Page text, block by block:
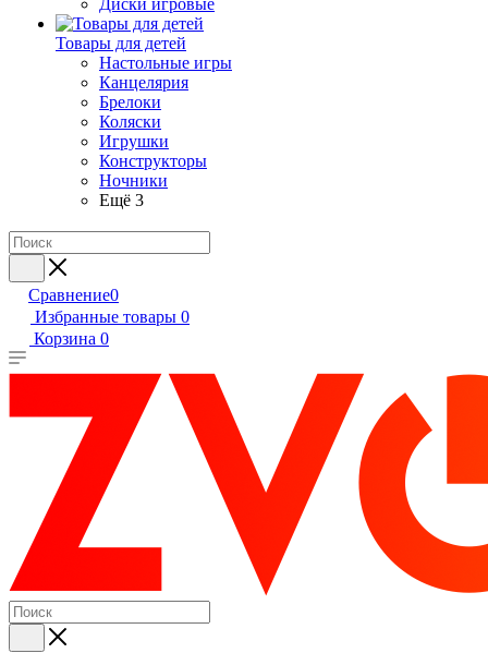
Диски игровые
Товары для детей
Настольные игры
Канцелярия
Брелоки
Коляски
Игрушки
Конструкторы
Ночники
Ещё 3
Сравнение0
Избранные товары 0
Корзина 0